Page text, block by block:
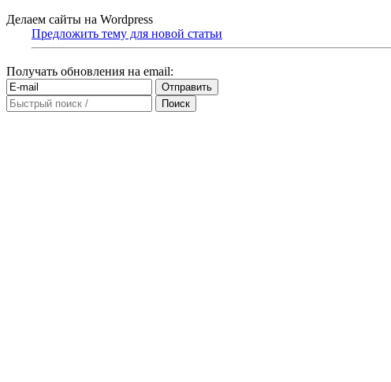
Делаем сайты на Wordpress
Предложить тему для новой статьи
Получать обновления на email: